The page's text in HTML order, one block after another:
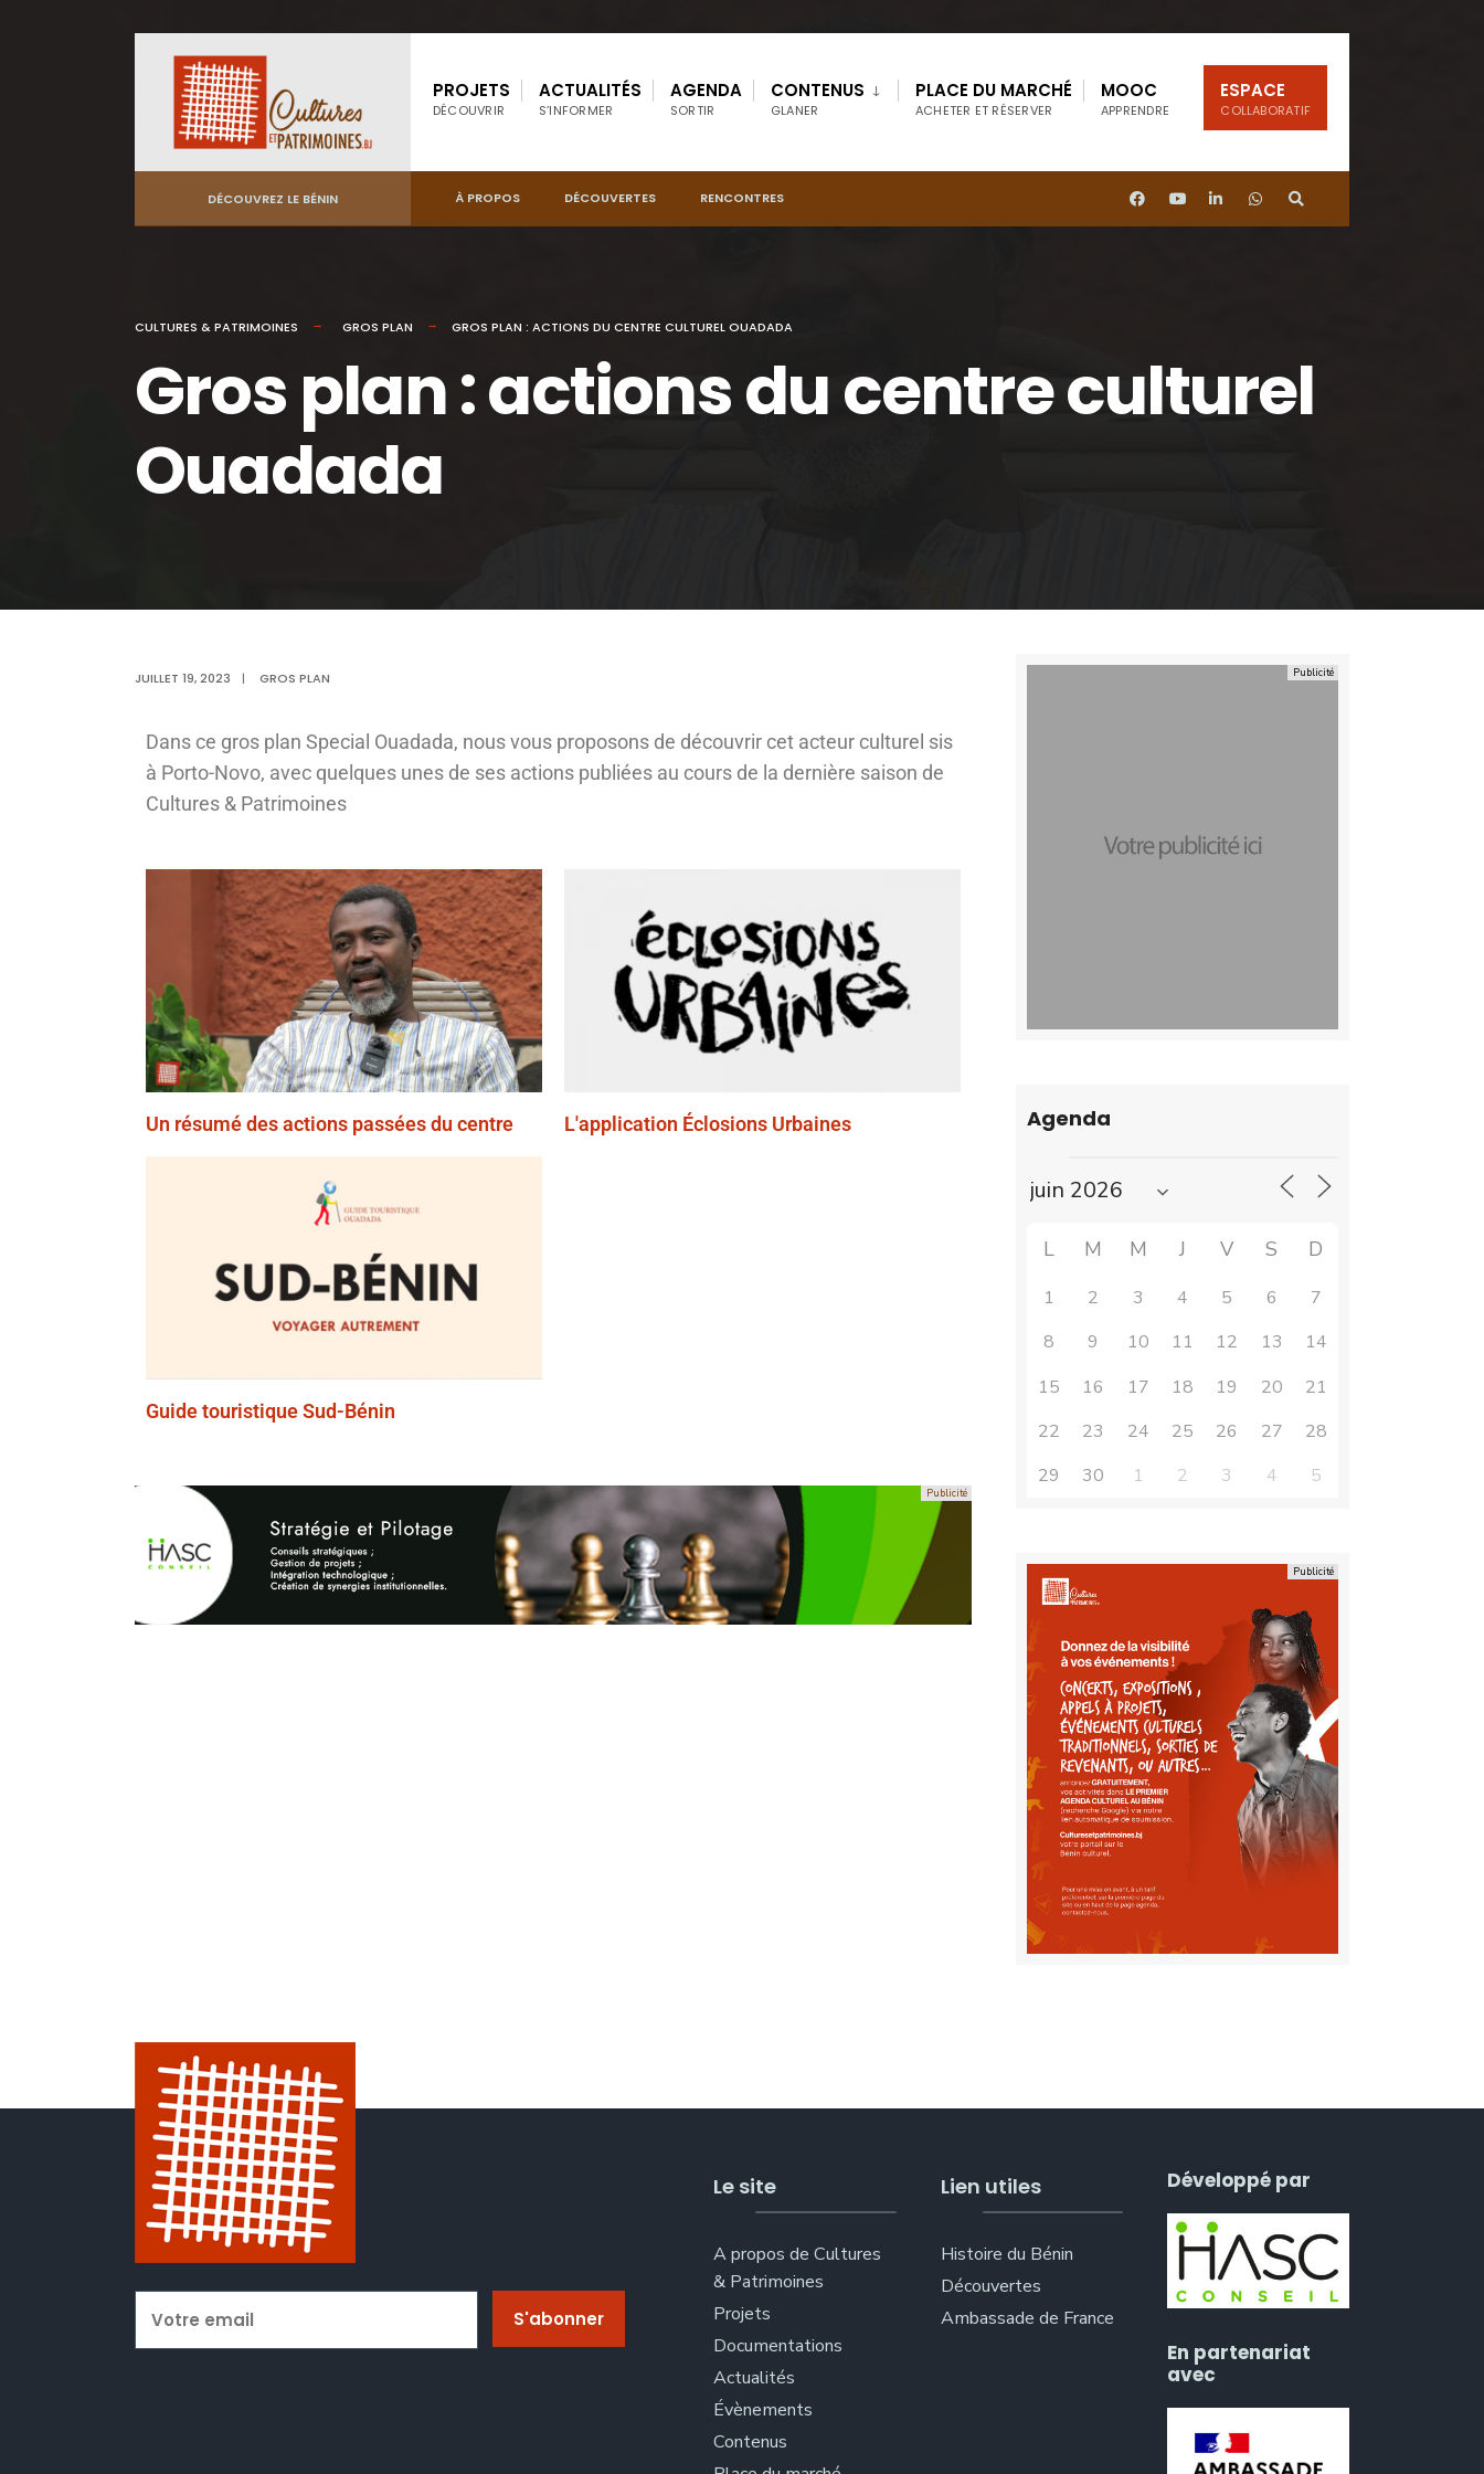
PROJETS
DÉCOUVRIR
ACTUALITÉS
S’INFORMER
AGENDA
SORTIR
CONTENUS
GLANER
PLACE DU MARCHÉ
ACHETER ET RÉSERVER
ESPACE
COLLABORATIF
MOOC
APPRENDRE
DÉCOUVREZ LE BÉNIN À PROPOS DÉCOUVERTES RENCONTRES
CULTURES & PATRIMOINES GROS PLAN GROS PLAN : ACTIONS DU CENTRE CULTUREL OUADADA
Gros plan : actions du centre culturel
Ouadada
JUILLET 19, 2023 | GROS PLAN
Dans ce gros plan Special Ouadada, nous vous proposons de découvrir cet acteur culturel sis
à Porto-Novo, avec quelques unes de ses actions publiées au cours de la dernière saison de
Cultures & Patrimoines
Un résumé des actions passées du centre L'application Éclosions Urbaines
Guide touristique Sud-Bénin
Agenda
L M M J V S D
1 2 3 4 5 6
7
8
9 10 11 12 13
14
15
16 17 18 19 20
21
22
23 24 25 26 27
28
29
30 1 2 3 4 5
Le site
A propos de Cultures
& Patrimoines
Projets
Documentations
Actualités
Évènements
Contenus
Lien utiles
Histoire du Bénin
Découvertes
Ambassade de France
Développé par
En partenariat
avec